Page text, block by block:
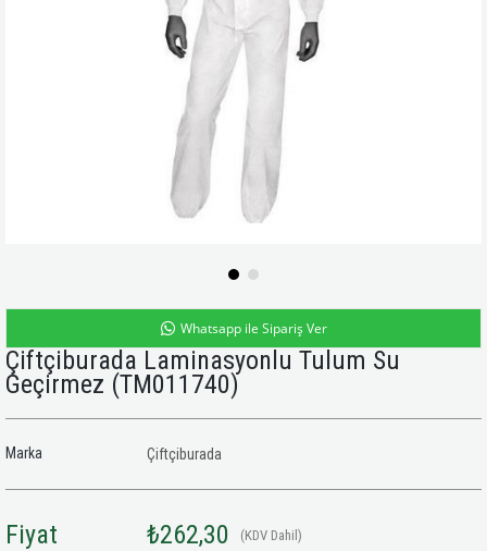
Whatsapp ile Sipariş Ver
Çiftçiburada Laminasyonlu Tulum Su
Geçirmez (TM011740)
Marka Çiftçiburada
Fiyat ₺262,30 (KDV Dahil)